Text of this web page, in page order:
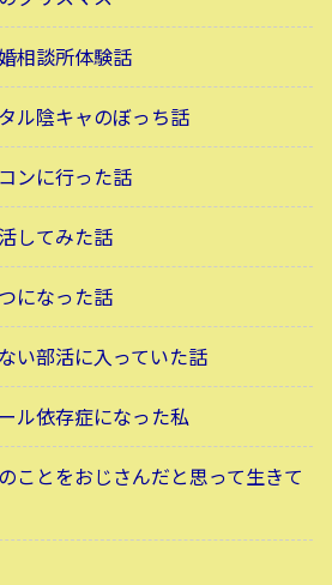
相談所体験話
ル陰キャのぼっち話
ンに行った話
してみた話
になった話
い部活に入っていた話
ル依存症になった私
ことをおじさんだと思って生きて